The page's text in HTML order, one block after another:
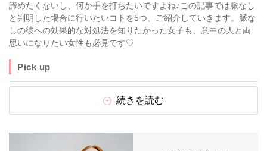
諦めたくないし、何か手を打ちたいですよね♪この記事では脈なし
と判明した場合に行いたいコトを5つ、ご紹介していきます。脈な
しの彼への効果的な対処法を知りたかった女子も、意中の人と両
思いになりたい女性も必見です♡
Pick up
続きを読む